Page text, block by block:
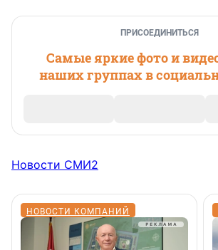
ПРИСОЕДИНИТЬСЯ
Самые яркие фото и
наших группах в
Новости СМИ2
НОВОСТИ КОМПАНИЙ